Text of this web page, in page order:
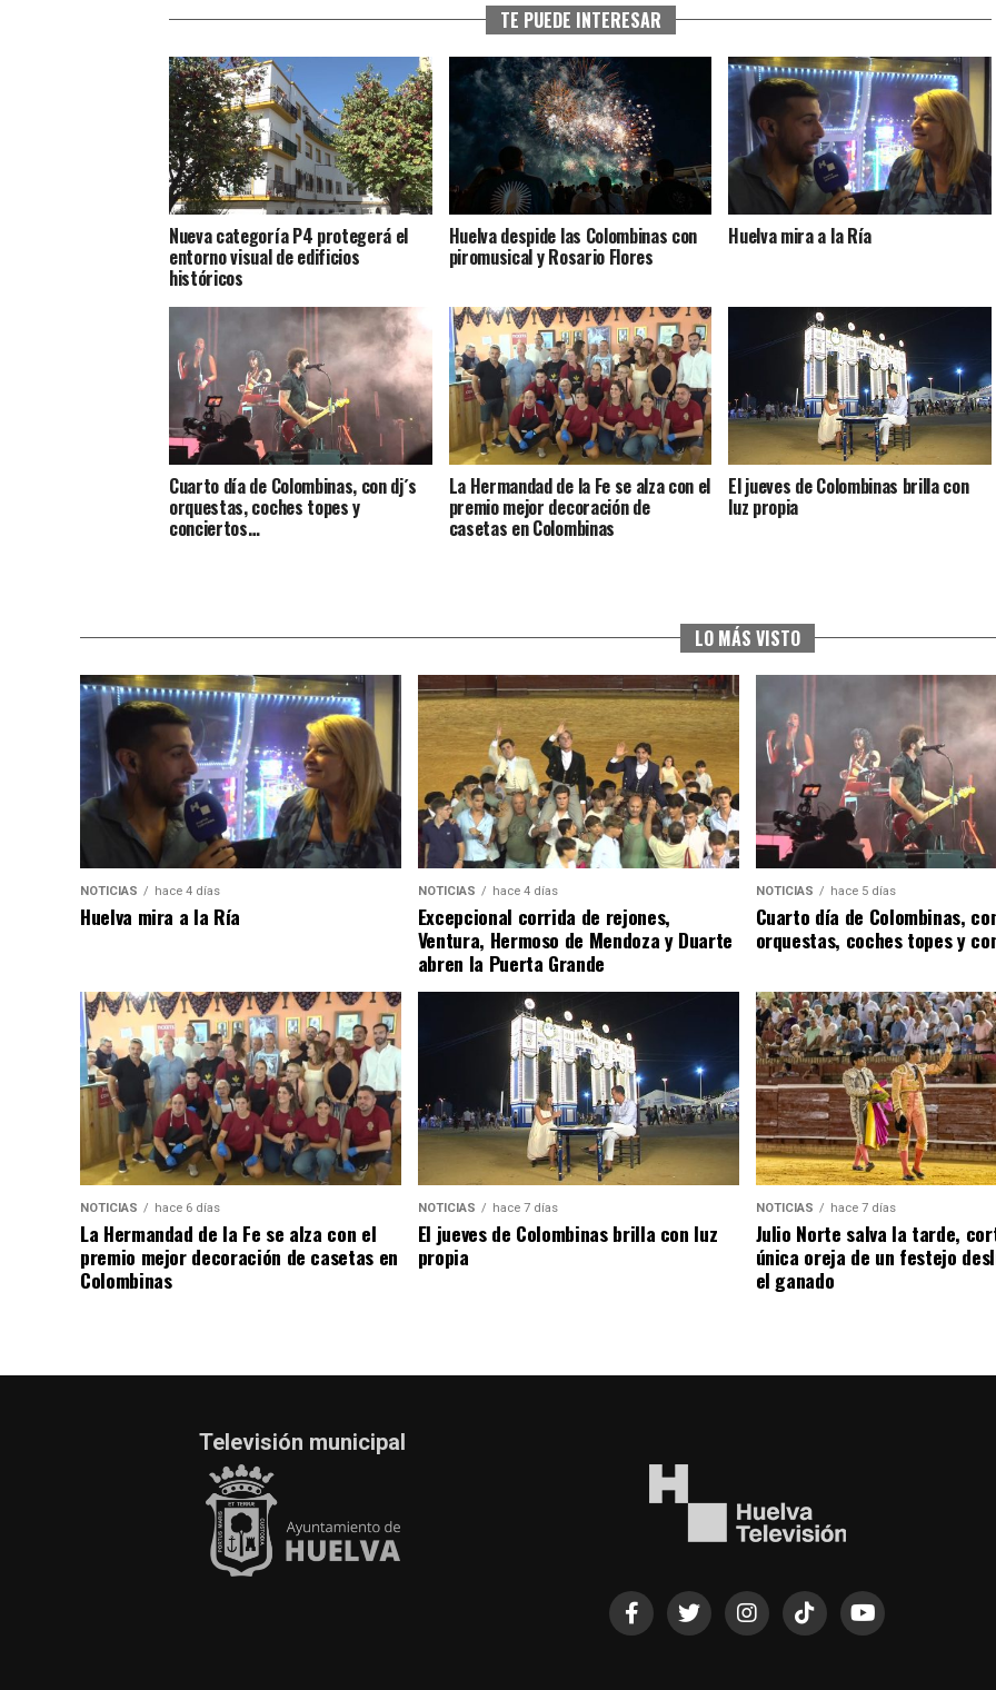
TE PUEDE INTERESAR
Nueva categoría P4 protegerá el
entorno visual de edificios
históricos
Huelva despide las Colombinas con
piromusical y Rosario Flores
Huelva mira a la Ría
Cuarto día de Colombinas, con dj´s
orquestas, coches topes y
conciertos…
La Hermandad de la Fe se alza con el
premio mejor decoración de
casetas en Colombinas
El jueves de Colombinas brilla con
luz propia
LO MÁS VISTO
NOTICIAS hace 4 días
Huelva mira a la Ría
NOTICIAS hace 4 días
Excepcional corrida de rejones,
Ventura, Hermoso de Mendoza y Duarte
abren la Puerta Grande
NOTICIAS hace 5 días
Cuarto día de Colombinas,
orquestas, coches topes y
NOTICIAS hace 6 días
La Hermandad de la Fe se alza con el
premio mejor decoración de casetas en
Colombinas
NOTICIAS hace 7 días
El jueves de Colombinas brilla con luz
propia
NOTICIAS hace 7 días
Julio Norte salva la tarde,
única oreja de un festejo
el ganado
Televisión municipal